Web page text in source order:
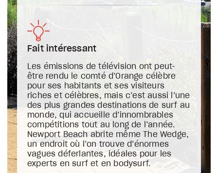
Fait intéressant
Les émissions de télévision ont peut-
être rendu le comté d’Orange célèbre
pour ses habitants et ses visiteurs
riches et célèbres, mais c’est aussi l’une
des plus grandes destinations de surf au
monde, qui accueille d’innombrables
compétitions tout au long de l’année.
Newport Beach abrite même The Wedge,
un endroit où l’on trouve d’énormes
vagues déferlantes, idéales pour les
experts en surf et en bodysurf.